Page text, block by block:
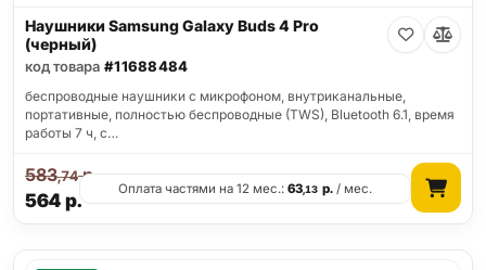
Наушники Samsung Galaxy Buds 4 Pro
(черный)
код товара #11688484
беспроводные наушники с микрофоном, внутриканальные,
портативные, полностью беспроводные (TWS), Bluetooth 6.1, время
работы 7 ч, с…
564р.
583,74р.
Оплата частями на 12 мес.:63,13 р./ мес.